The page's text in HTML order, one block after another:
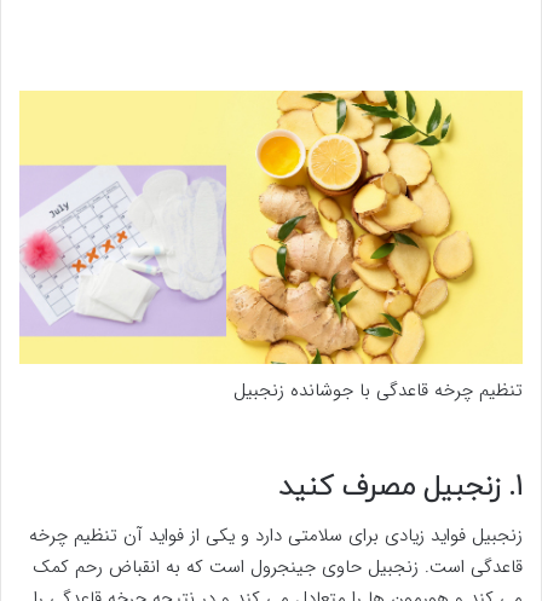
تنظیم چرخه قاعدگی با جوشانده زنجبیل
1. زنجبیل مصرف کنید
زنجبیل فواید زیادی برای سلامتی دارد و یکی از فواید آن تنظیم چرخه
قاعدگی است. زنجبیل حاوی جینجرول است که به انقباض رحم کمک